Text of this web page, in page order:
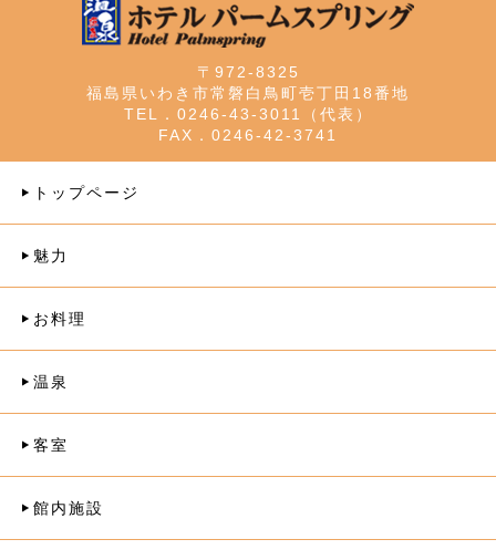
〒972-8325
福島県いわき市常磐白鳥町壱丁田18番地
TEL．0246-43-3011（代表）
FAX．0246-42-3741
トップページ
魅力
お料理
温泉
客室
館内施設